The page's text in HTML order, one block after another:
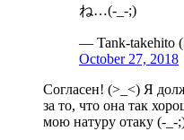
ね…(-_-;)
— Tank-takehito
October 27, 2018
Согласен! (>_<) Я
за то, что она так
мою натуру отаку (-_-